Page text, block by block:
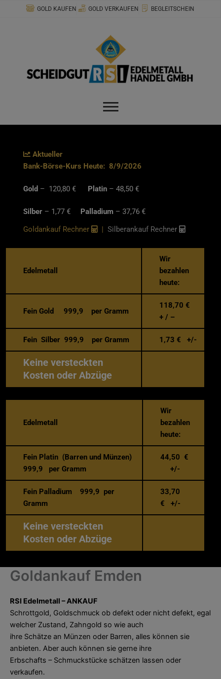
GOLD KAUFEN GOLD VERKAUFEN BEGLEITSCHEIN
Aktueller
Bank-Börse-Kurs Heute: 8/9/2026
Gold – 120,80 € Platin – 48,50 €
Silber – 1,77 € Palladium – 37,76 €
Goldankauf Rechner
| Silberankauf Rechner
Edelmetall
Wir
bezahlen
heute:
Fein Gold 999,9 per Gramm
118,70 €
+ / –
Fein Silber 999,9 per Gramm 1,73 € +/-
Keine versteckten
Kosten oder Abzüge
Edelmetall
Wir
bezahlen
heute:
Fein Platin (Barren und Münzen)
999,9 per Gramm
44,50 €
+/-
Fein Palladium 999,9 per
Gramm
33,70
€ +/-
Keine versteckten
Kosten oder Abzüge
Goldankauf Emden
RSI Edelmetall – ANKAUF
Schrottgold, Goldschmuck ob defekt oder nicht defekt, egal
welcher Zustand, Zahngold so wie auch
ihre Schätze an Münzen oder Barren, alles können sie
anbieten. Aber auch können sie gerne ihre
Erbschafts – Schmuckstücke schätzen lassen oder
verkaufen.
modal-check